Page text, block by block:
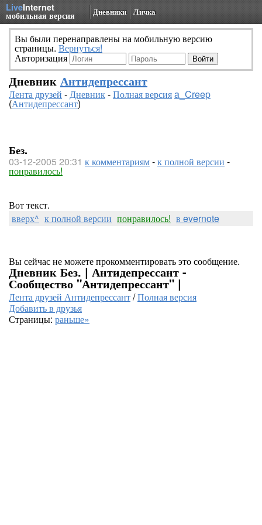
LiveInternet
мобильная версия Дневники Личка
Вы были перенаправлены на мобильную версию
страницы. Вернуться!
Авторизация
Дневник Антидепрессант
Лента друзей -Дневник-Полная версияa_Creep
(Антидепрессант)
Без.
03-12-2005 20:31 к комментариям-к полной версии -
понравилось!
Вот текст.
вверх^ к полной версии понравилось! в evernote
Вы сейчас не можете прокомментировать это сообщение.
Дневник Без. | Антидепрессант -
Сообщество "Антидепрессант" |
Лента друзей Антидепрессант/Полная версия
Добавить в друзья
Страницы: раньше»